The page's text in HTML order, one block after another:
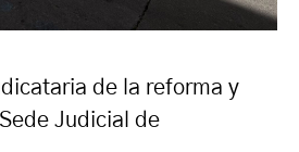
de la reforma y
Judicial de